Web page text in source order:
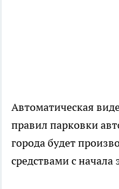
Автоматическая
правил парковки
города будет
средствами с начала